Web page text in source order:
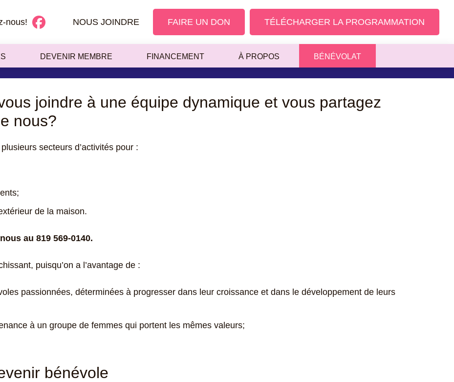
nous! NOUS JOINDRE FAIRE UN DON TÉLÉCHARGER LA PROGRAMMATION
DEVENIR MEMBRE FINANCEMENT À PROPOS BÉNÉVOLAT
joindre à une équipe dynamique et vous partagez
nous?
secteurs d’activités pour :
de la maison.
au 819 569-0140.
puisqu’on a l’avantage de :
passionnées, déterminées à progresser dans leur croissance et dans le développement de leurs
à un groupe de femmes qui portent les mêmes valeurs;
bénévole